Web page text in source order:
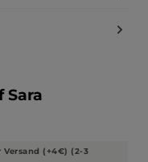
Sara
5 Sternen
(+4€) (2-3